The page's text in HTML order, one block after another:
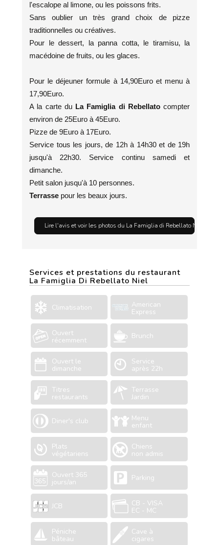
l'escalope al limone, ou les poissons frits.
Sans oublier un très grand choix de pizze
traditionnelles ou créatives.
Pour le dessert, la panna cotta, le tiramisu, la
macédoine de fruits, ou les glaces.
Pour le déjeuner formule à 14,90Euro et menu à
17,90Euro.
A la carte du La Famiglia di Rebellato compter
environ de 25Euro à 45Euro.
Pizze de 9Euro à 17Euro.
Service tous les jours, de 12h à 14h30 et de 19h
jusqu'à 22h30. Service continu samedi et
dimanche.
Petit salon jusqu'à 10 personnes.
Terrasse pour les beaux jours.
Lire l'avis et voir les photos du La Famiglia di Rebellato Niel .
Services et prestations du restaurant
La Famiglia Di Rebellato Niel
Climatisation American
Express
Ouvert
récemment Brunch
Ouvert le
dimanche
Service
après 22h
Titres
restaurants
Terrasse
Jardin
Diner's club Menu
enfant
Plats
végétariens
Chiens
non admis
Ouvert 365
jours/an Parking
JCB CB - VISA
EC - MC
Péniche
bâteau
Cave à
cigares